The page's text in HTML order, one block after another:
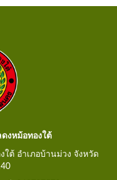
งหม้อทองใต้
ต้ อำเภอบ้านม่วง จังหวัด